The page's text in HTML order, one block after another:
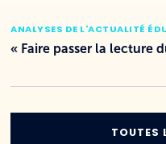
ANALYSES DE L'ACTUALITÉ
« Faire passer la lecture
TOUTES